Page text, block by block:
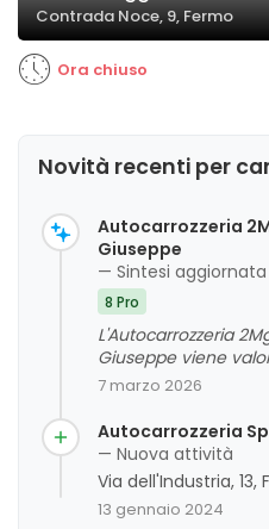
Contrada Noce, 9, Fermo
Ora chiuso
Novità recenti per
Autocarrozzeria
Giuseppe
— Sintesi aggiornata
8 Pro
L'Autocarrozzeria
Giuseppe viene
professionalità,
un giudizio
evidenziando la
personale, con
la disponibilità e
emergono criticità
7 marzo 2026
Autocarrozzeria
— Nuova attività
Via dell'Industria, 13,
13 gennaio 2024